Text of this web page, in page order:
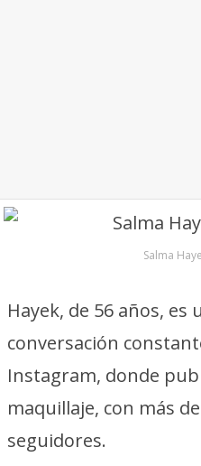
Salma
Hayek, de 56 años, es
conversación
Instagram, donde
maquillaje, con más
seguidores.